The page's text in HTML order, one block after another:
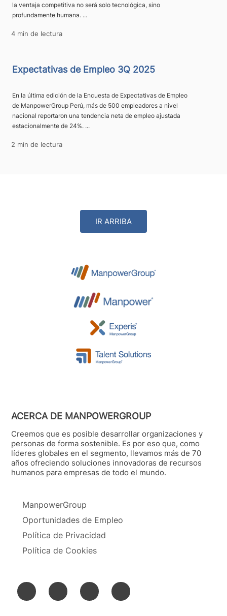
la ventaja competitiva no será solo tecnológica, sino
profundamente humana. ...
4 min de lectura
Expectativas de Empleo 3Q 2025
En la última edición de la Encuesta de Expectativas de Empleo
de ManpowerGroup Perú, más de 500 empleadores a nivel
nacional reportaron una tendencia neta de empleo ajustada
estacionalmente de 24%. ...
2 min de lectura
IR ARRIBA
ACERCA DE MANPOWERGROUP
Creemos que es posible desarrollar organizaciones y
personas de forma sostenible. Es por eso que, como
líderes globales en el segmento, llevamos más de 70
años ofreciendo soluciones innovadoras de recursos
humanos para empresas de todo el mundo.
ManpowerGroup
Oportunidades de Empleo
Política de Privacidad
Política de Cookies